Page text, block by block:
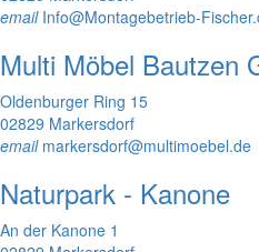
emailInfo@Montagebetrieb-
Multi Möbel Bautzen
Oldenburger Ring 15
02829 Markersdorf
emailmarkersdorf@multimoebel.de
Naturpark - Kanone
An der Kanone 1